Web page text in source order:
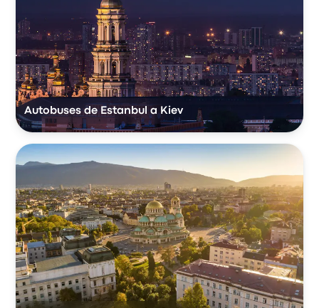
Autobuses de Estanbul a Kiev